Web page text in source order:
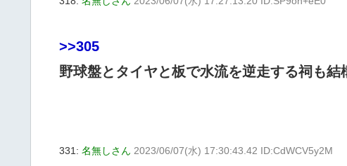
>>305
野球盤とタイヤと板で水流を逆走する祠も結
331: 名無しさん 2023/06/07(水) 17:30:43.42 ID:CdWCV5y2M